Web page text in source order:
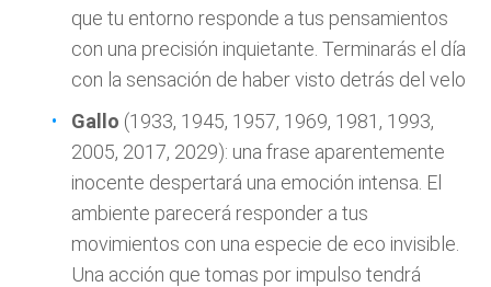
que tu entorno responde a tus pensamientos
con una precisión inquietante. Terminarás el día
con la sensación de haber visto detrás del velo
Gallo (1933, 1945, 1957, 1969, 1981, 1993,
2005, 2017, 2029): una frase aparentemente
inocente despertará una emoción intensa. El
ambiente parecerá responder a tus
movimientos con una especie de eco invisible.
Una acción que tomas por impulso tendrá